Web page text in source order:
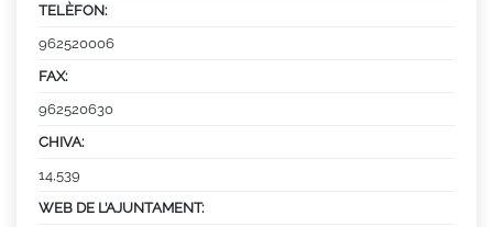
TELÈFON:
962520006
FAX:
962520630
CHIVA:
14,539
WEB DE L’AJUNTAMENT: